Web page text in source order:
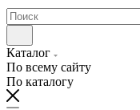
Каталог
По всему сайту
По каталогу